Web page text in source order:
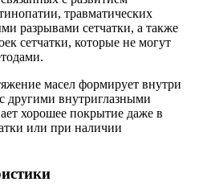
травматических
разрывами сетчатки, а также
сетчатки, которые не могут
масел формирует внутри
другими внутриглазными
хорошее покрытие даже в
или при наличии